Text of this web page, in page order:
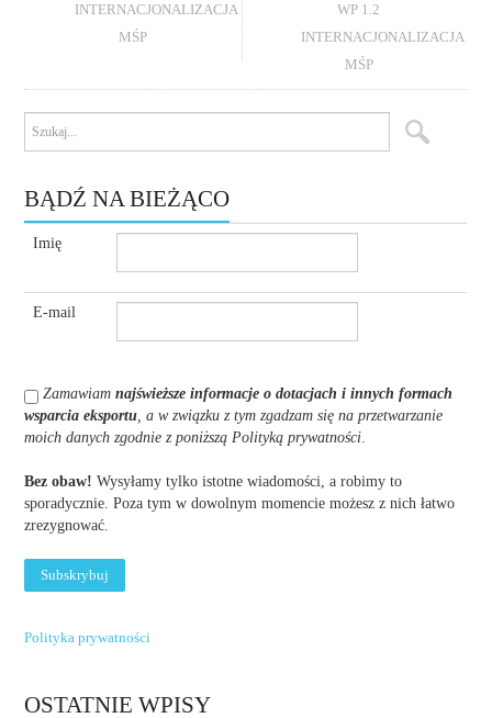
INTERNACJONALIZACJA
MŚP
WP 1.2
INTERNACJONALIZACJA
MŚP
BĄDŹ NA BIEŻĄCO
Imię
E-mail
Zamawiamnajświeższe informacje o dotacjach i innych formach
wsparcia eksportu, a w związku z tym zgadzam się na przetwarzanie
moich danych zgodnie z poniższą Polityką prywatności.
Bez obaw! Wysyłamy tylko istotne wiadomości, a robimy to
sporadycznie. Poza tym w dowolnym momencie możesz z nich łatwo
zrezygnować.
Polityka prywatności
OSTATNIE WPISY